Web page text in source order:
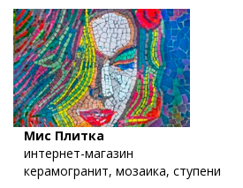
Мис Плитка
интернет-магазин
керамогранит, мозаика, ступени